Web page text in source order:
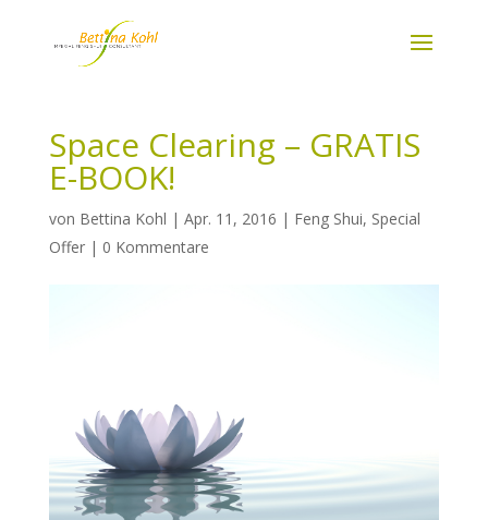
Space Clearing – GRATIS
E-BOOK!
von Bettina Kohl | Apr. 11, 2016 | Feng Shui, Special
Offer| 0 Kommentare